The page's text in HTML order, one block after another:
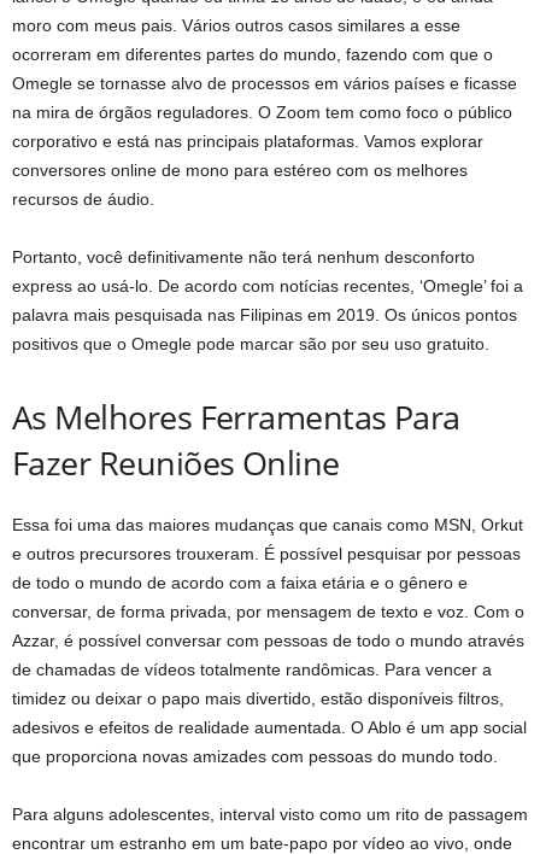
moro com meus pais. Vários outros casos similares a esse
ocorreram em diferentes partes do mundo, fazendo com que o
Omegle se tornasse alvo de processos em vários países e ficasse
na mira de órgãos reguladores. O Zoom tem como foco o público
corporativo e está nas principais plataformas. Vamos explorar
conversores online de mono para estéreo com os melhores
recursos de áudio.
Portanto, você definitivamente não terá nenhum desconforto
express ao usá-lo. De acordo com notícias recentes, ‘Omegle’ foi a
palavra mais pesquisada nas Filipinas em 2019. Os únicos pontos
positivos que o Omegle pode marcar são por seu uso gratuito.
As Melhores Ferramentas Para
Fazer Reuniões Online
Essa foi uma das maiores mudanças que canais como MSN, Orkut
e outros precursores trouxeram. É possível pesquisar por pessoas
de todo o mundo de acordo com a faixa etária e o gênero e
conversar, de forma privada, por mensagem de texto e voz. Com o
Azzar, é possível conversar com pessoas de todo o mundo através
de chamadas de vídeos totalmente randômicas. Para vencer a
timidez ou deixar o papo mais divertido, estão disponíveis filtros,
adesivos e efeitos de realidade aumentada. O Ablo é um app social
que proporciona novas amizades com pessoas do mundo todo.
Para alguns adolescentes, interval visto como um rito de passagem
encontrar um estranho em um bate-papo por vídeo ao vivo, onde